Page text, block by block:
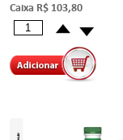
Caixa R$ 103,80